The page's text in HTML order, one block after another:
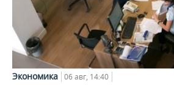
Экономика 06 авг, 14:40